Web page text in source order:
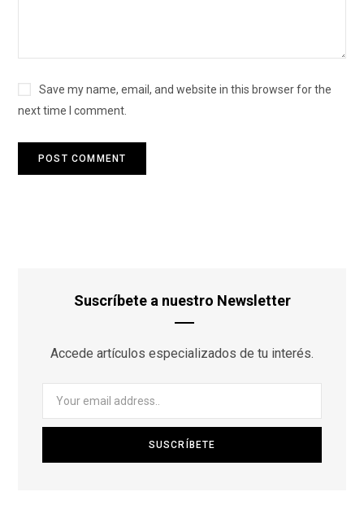
Save my name, email, and website in this browser for the
next time I comment.
Suscríbete a nuestro Newsletter
Accede artículos especializados de tu interés.